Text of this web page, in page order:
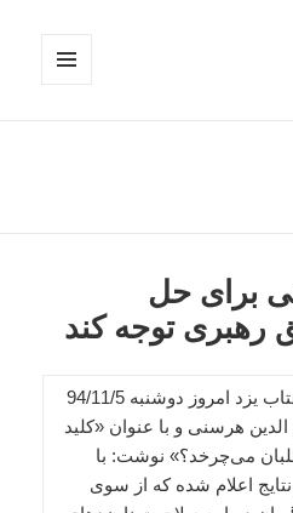
برای حل
رهبری توجه کند
به گزارش جهان، روزنامه آفتاب یزد امروز دوشنبه 94/11/5
هرسنی و با عنوان «کلید
می‌چرخد؟» نوشت: با
اعلام شده که از سوی